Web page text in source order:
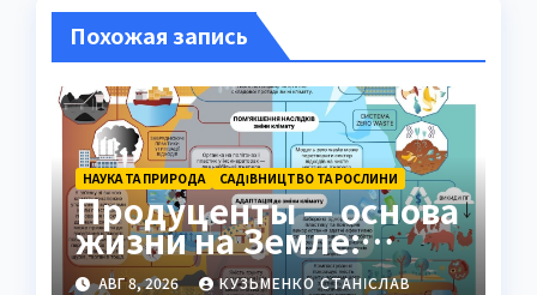
Похожая запись
НАУКА ТА ПРИРОДА САДІВНИЦТВО ТА РОСЛИНИ
Продуценты — основа
жизни на Земле:
полный гид
АВГ 8, 2026 КУЗЬМЕНКО СТАНІСЛАВ